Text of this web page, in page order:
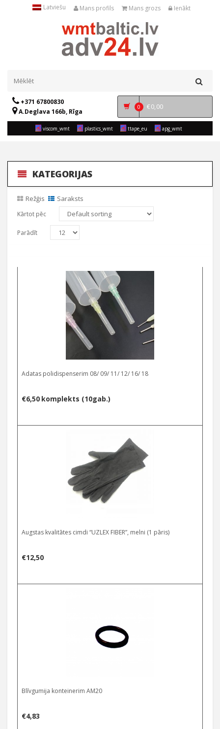
Latviešu Mans profils Mans grozs Ienākt
+371 67800830
A.Deglava 166b, Rīga
0 €0,00
viscom_wmt plastics_wmt ttape_eu apg_wmt
KATEGORIJAS
Režģis Saraksts
Kārtot pēc
Parādīt
Adatas polidispenserim 08/ 09/ 11/ 12/ 16/ 18
€6,50 komplekts (10gab.)
Select options
Augstas kvalitātes cimdi “UZLEX FIBER”, melni (1 pāris)
€12,50
Blīvgumija konteinerim AM20
€4,83